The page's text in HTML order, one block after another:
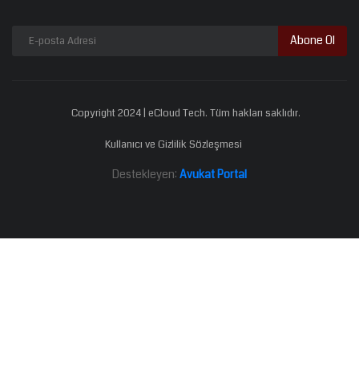
Abone Ol
Copyright 2024 | eCloud Tech. Tüm hakları saklıdır.
Kullanıcı ve Gizlilik Sözleşmesi
Destekleyen: Avukat Portal